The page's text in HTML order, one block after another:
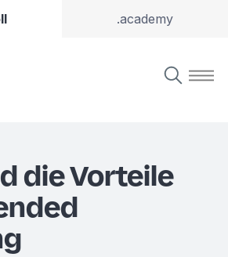
.academy
die Vorteile